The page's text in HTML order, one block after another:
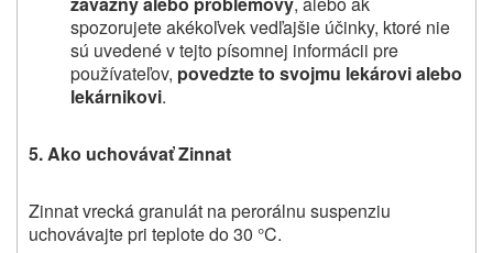
spozorujete akékoľvek vedľajšie účinky, ktoré nie
sú uvedené v tejto písomnej informácii pre
používateľov, povedzte to svojmu lekárovi alebo
lekárnikovi.
5. Ako uchovávať Zinnat
Zinnat vrecká granulát na perorálnu suspenziu
uchovávajtepri teplote do30 °C.